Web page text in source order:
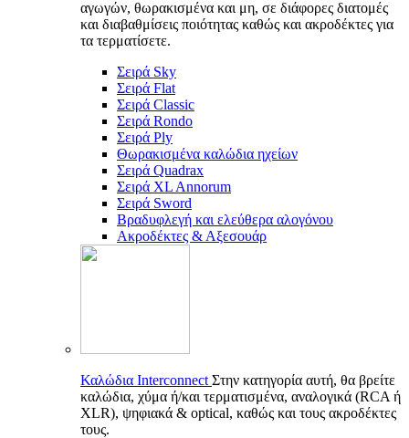
αγωγών, θωρακισμένα και μη, σε διάφορες διατομές
και διαβαθμίσεις ποιότητας καθώς και ακροδέκτες για
τα τερματίσετε.
Σειρά Sky
Σειρά Flat
Σειρά Classic
Σειρά Rondo
Σειρά Ply
Θωρακισμένα καλώδια ηχείων
Σειρά Quadrax
Σειρά XL Annorum
Σειρά Sword
Βραδυφλεγή και ελεύθερα αλογόνου
Ακροδέκτες & Αξεσουάρ
Καλώδια Interconnect Στην κατηγορία αυτή, θα βρείτε
καλώδια, χύμα ή/και τερματισμένα, αναλογικά (RCA ή
XLR), ψηφιακά & optical, καθώς και τους ακροδέκτες
τους.